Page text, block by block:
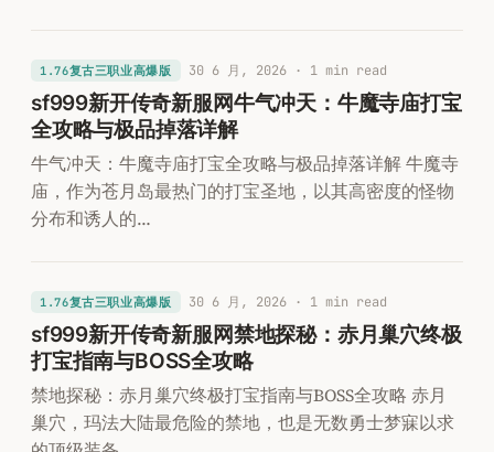
1.76复古三职业高爆版 30 6 月, 2026· 1 min read
sf999新开传奇新服网牛气冲天：牛魔寺庙打宝
全攻略与极品掉落详解
牛气冲天：牛魔寺庙打宝全攻略与极品掉落详解 牛魔寺
庙，作为苍月岛最热门的打宝圣地，以其高密度的怪物
分布和诱人的…
1.76复古三职业高爆版 30 6 月, 2026· 1 min read
sf999新开传奇新服网禁地探秘：赤月巢穴终极
打宝指南与BOSS全攻略
禁地探秘：赤月巢穴终极打宝指南与BOSS全攻略 赤月
巢穴，玛法大陆最危险的禁地，也是无数勇士梦寐以求